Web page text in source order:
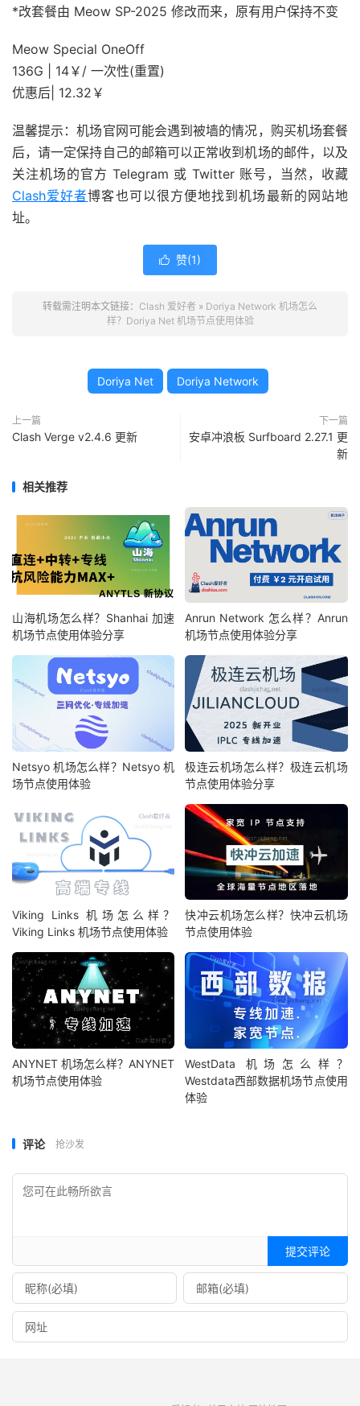
*改套餐由 Meow SP-2025 修改而来，原有用户保持不变
Meow Special OneOff
136G | 14￥/ 一次性(重置)
优惠后| 12.32￥
温馨提示：机场官网可能会遇到被墙的情况，购买机场套餐
后，请一定保持自己的邮箱可以正常收到机场的邮件，以及
关注机场的官方 Telegram 或 Twitter 账号，当然，收藏
Clash爱好者博客也可以很方便地找到机场最新的网站地
址。
 赞(1)
转载需注明本文链接： Clash 爱好者 » Doriya Network 机场怎么
样？Doriya Net 机场节点使用体验
Doriya Net Doriya Network
上一篇
Clash Verge v2.4.6 更新
下一篇
安卓冲浪板 Surfboard 2.27.1 更
新
相关推荐
山海机场怎么样？Shanhai 加速
机场节点使用体验分享
Anrun Network 怎么样？Anrun
机场节点使用体验分享
Netsyo 机场怎么样？Netsyo 机
场节点使用体验
极连云机场怎么样？极连云机场
节点使用体验分享
Viking Links 机场怎么样？
Viking Links 机场节点使用体验
快冲云机场怎么样？快冲云机场
节点使用体验
ANYNET 机场怎么样？ANYNET
机场节点使用体验
WestData 机场怎么样？
Westdata西部数据机场节点使用
体验
评论 抢沙发
提交评论